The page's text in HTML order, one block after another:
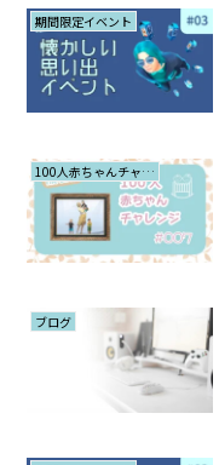
期間限定イベント
100人赤ちゃんチャレンジ
ブログ